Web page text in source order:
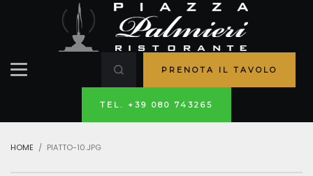
PRENOTA IL TAVOLO
TEL. +39 080 743265
HOME PIATTO-10.JPG